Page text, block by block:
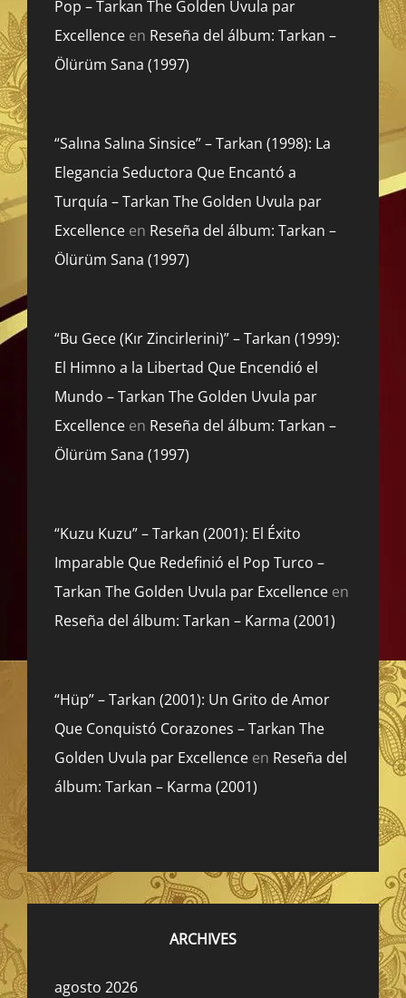
Pop – Tarkan The Golden Uvula par
Excellence en Reseña del álbum: Tarkan –
Ölürüm Sana (1997)
“Salına Salına Sinsice” – Tarkan (1998): La
Elegancia Seductora Que Encantó a
Turquía – Tarkan The Golden Uvula par
Excellence en Reseña del álbum: Tarkan –
Ölürüm Sana (1997)
“Bu Gece (Kır Zincirlerini)” – Tarkan (1999):
El Himno a la Libertad Que Encendió el
Mundo – Tarkan The Golden Uvula par
Excellence en Reseña del álbum: Tarkan –
Ölürüm Sana (1997)
“Kuzu Kuzu” – Tarkan (2001): El Éxito
Imparable Que Redefinió el Pop Turco –
Tarkan The Golden Uvula par Excellence en
Reseña del álbum: Tarkan – Karma (2001)
“Hüp” – Tarkan (2001): Un Grito de Amor
Que Conquistó Corazones – Tarkan The
Golden Uvula par Excellence en Reseña del
álbum: Tarkan – Karma (2001)
ARCHIVES
agosto 2026